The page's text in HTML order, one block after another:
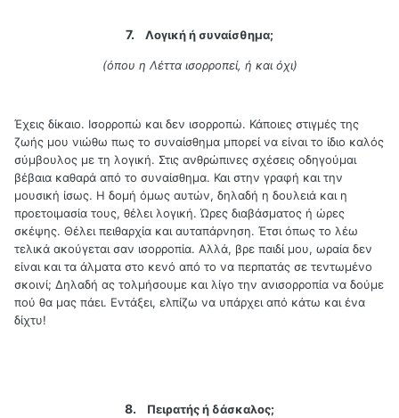
7. Λογική ή συναίσθημα;
(όπου η Λέττα ισορροπεί, ή και όχι)
Έχεις δίκαιο. Ισορροπώ και δεν ισορροπώ. Κάποιες στιγμές της
ζωής μου νιώθω πως το συναίσθημα μπορεί να είναι το ίδιο καλός
σύμβουλος με τη λογική. Στις ανθρώπινες σχέσεις οδηγούμαι
βέβαια καθαρά από το συναίσθημα. Και στην γραφή και την
μουσική ίσως. Η δομή όμως αυτών, δηλαδή η δουλειά και η
προετοιμασία τους, θέλει λογική. Ώρες διαβάσματος ή ώρες
σκέψης. Θέλει πειθαρχία και αυταπάρνηση. Έτσι όπως το λέω
τελικά ακούγεται σαν ισορροπία. Αλλά, βρε παιδί μου, ωραία δεν
είναι και τα άλματα στο κενό από το να περπατάς σε τεντωμένο
σκοινί; Δηλαδή ας τολμήσουμε και λίγο την ανισορροπία να δούμε
πού θα μας πάει. Εντάξει, ελπίζω να υπάρχει από κάτω και ένα
δίχτυ!
8. Πειρατής ή δάσκαλος;